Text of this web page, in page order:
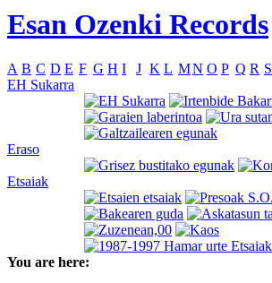
Esan Ozenki Records
A B C D E F G H I J K L MN O P Q R S
EH Sukarra
Eraso
Etsaiak
You are here: